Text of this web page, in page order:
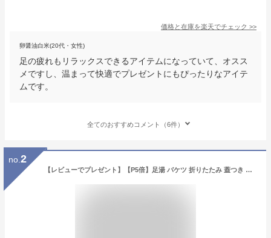
価格と在庫を楽天でチェック >>
卵醤油白米(20代・女性)
足の疲れもリラックスできるアイテムになっていて、オスス
メですし、温まって快適でプレゼントにもぴったりなアイテ
ムです。
全てのおすすめコメント（6件）
no. 2
【レビューでプレゼント】【P5倍】足湯 バケツ 折りたたみ 蓋つき フットバス 保温 ふくらはぎ 折り畳み 足湯バッグ コンパクト ディープバケット 簡易バケツ 大容量 ランドリーバケツ 出張 旅行洗濯 軽量 持ち運び アウトドア 釣り 洗車 キャンプ 公園 防災 入院 洗濯